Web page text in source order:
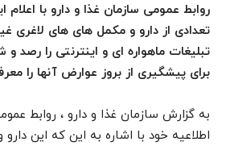
روابط عمومی سازمان غذا و دارو با اعلام
تعدادی از دارو و مکمل های های لاغری
تبلیغات ماهواره ای و اینترنتی را رصد
برای پیشگیری از بروز عوارض آنها را
به گزارش سازمان غذا و دارو ، روابط
اطلاعیه خود با اشاره به این که این